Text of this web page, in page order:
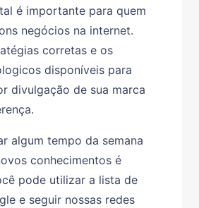
é importante para quem
negócios na internet.
corretas e os
disponíveis para
divulgação de sua marca
algum tempo da semana
conhecimentos é
pode utilizar a lista de
e seguir nossas redes